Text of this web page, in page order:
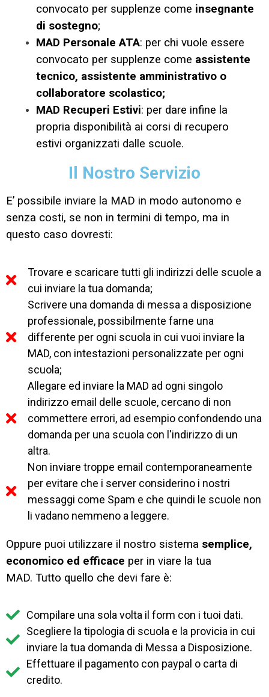
convocato per supplenze come insegnante
di sostegno;
MAD Personale ATA: per chi vuole essere
convocato per supplenze come assistente
tecnico, assistente amministrativo o
collaboratore scolastico;
MAD Recuperi Estivi: per dare infine la
propria disponibilità ai corsi di recupero
estivi organizzati dalle scuole.
Il Nostro Servizio
E’ possibile inviare la MAD in modo autonomo e
senza costi, se non in termini di tempo, ma in
questo caso dovresti:
Trovare e scaricare tutti gli indirizzi delle scuole a
cui inviare la tua domanda;
Scrivere una domanda di messa a disposizione
professionale, possibilmente farne una
differente per ogni scuola in cui vuoi inviare la
MAD, con intestazioni personalizzate per ogni
scuola;
Allegare ed inviare la MAD ad ogni singolo
indirizzo email delle scuole, cercano di non
commettere errori, ad esempio confondendo una
domanda per una scuola con l'indirizzo di un
altra.
Non inviare troppe email contemporaneamente
per evitare che i server considerino i nostri
messaggi come Spam e che quindi le scuole non
li vadano nemmeno a leggere.
Oppure puoi utilizzare il nostro sistema semplice,
economico ed efficace per in viare la tua
MAD. Tutto quello che devi fare è:
Compilare una sola volta il form con i tuoi dati.
Scegliere la tipologia di scuola e la provicia in cui
inviare la tua domanda di Messa a Disposizione.
Effettuare il pagamento con paypal o carta di
credito.